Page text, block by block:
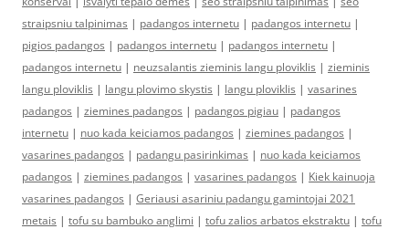
straipsniu talpinimas | padangos internetu | padangos internetu |
pigios padangos | padangos internetu | padangos internetu |
padangos internetu | neuzsalantis zieminis langu ploviklis | zieminis
langu ploviklis | langu plovimo skystis | langu ploviklis | vasarines
padangos | ziemines padangos | padangos pigiau | padangos
internetu | nuo kada keiciamos padangos | ziemines padangos |
vasarines padangos | padangu pasirinkimas | nuo kada keiciamos
padangos | ziemines padangos | vasarines padangos | Kiek kainuoja
vasarines padangos | Geriausi asariniu padangu gamintojai 2021
metais | tofu su bambuko anglimi | tofu zalios arbatos ekstraktu | tofu